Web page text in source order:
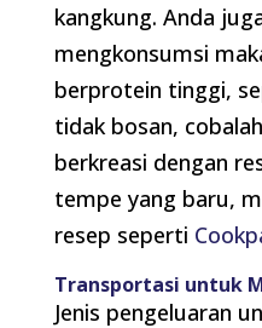
kangkung. Anda
mengkonsumsi
berprotein tinggi,
tidak bosan,
berkreasi dengan
tempe yang baru,
resep seperti
Transportasi untuk
Jenis pengeluaran